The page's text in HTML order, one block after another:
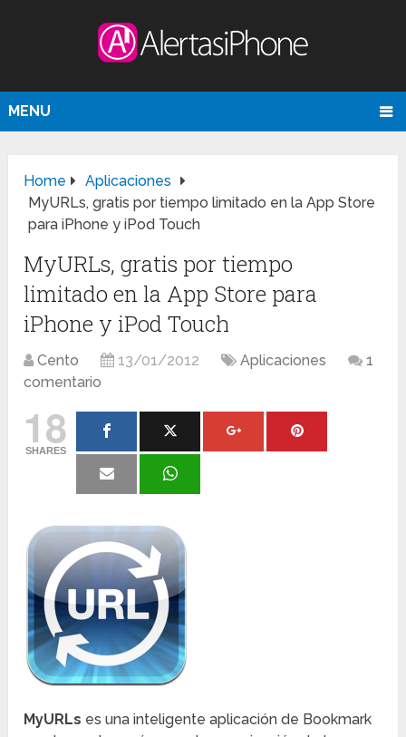
MENU
Home
Aplicaciones
MyURLs, gratis por tiempo limitado en la App Store
para iPhone y iPod Touch
MyURLs, gratis por tiempo
limitado en la App Store para
iPhone y iPod Touch
Cento 13/01/2012 Aplicaciones
1
comentario
18
SHARES
MyURLs es una inteligente aplicación de Bookmark